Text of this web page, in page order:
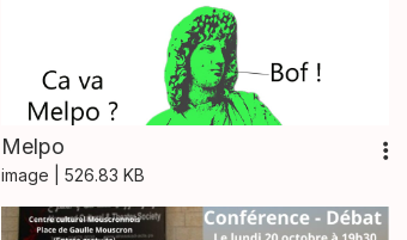
Melpo
image | 526.83 KB